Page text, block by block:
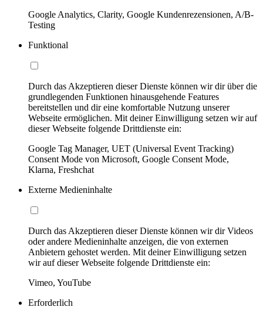
Google Analytics, Clarity, Google Kundenrezensionen, A/B-
Testing
Funktional
Durch das Akzeptieren dieser Dienste können wir dir über die
grundlegenden Funktionen hinausgehende Features
bereitstellen und dir eine komfortable Nutzung unserer
Webseite ermöglichen. Mit deiner Einwilligung setzen wir auf
dieser Webseite folgende Drittdienste ein:
Google Tag Manager, UET (Universal Event Tracking)
Consent Mode von Microsoft, Google Consent Mode,
Klarna, Freshchat
Externe Medieninhalte
Durch das Akzeptieren dieser Dienste können wir dir Videos
oder andere Medieninhalte anzeigen, die von externen
Anbietern gehostet werden. Mit deiner Einwilligung setzen
wir auf dieser Webseite folgende Drittdienste ein:
Vimeo, YouTube
Erforderlich